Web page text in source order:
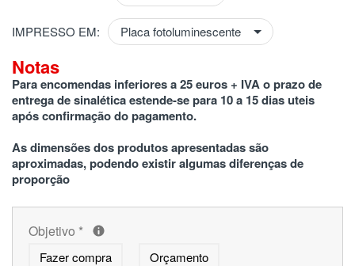
IMPRESSO EM:
Notas
Para encomendas inferiores a 25 euros + IVA o prazo de
entrega de sinalética estende-se para 10 a 15 dias uteis
após confirmação do pagamento.
As dimensões dos produtos apresentadas são
aproximadas, podendo existir algumas diferenças de
proporção
Objetivo *
Fazer compra Orçamento